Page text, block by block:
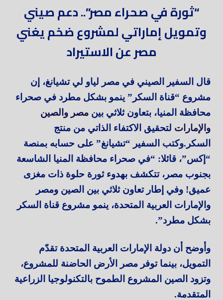
“ثورة في صحراء مصر”.. دعم صيني
وتمويل إماراتي لمشروع ضخم يغني
مصر عن الاستيراد
قال السفير الصيني في مصر لياو لي تشيانغ، إن
مشروع “قناة السكر” ينمو بشكل مطرد في صحراء
محافظة المنيا، بتعاون ثلاثي بين مصر والصين
والإمارات لتحقيق الاكتفاء الذاتي من منتج
السكر.وكتب السفير “تشيانغ” على حسابه بمنصة
“إكس”، قائلا: “في صحراء محافظة المنيا الشاسعة
بجنوب مصر، تتكشف بهدوء ثورة حلوة ذات مغزى
عميق! وفي إطار تعاون ثلاثي بين الصين ومصر
والإمارات العربية المتحدة، ينمو مشروع قناة السكر
بشكل مطرد”.
وأوضح أن دولة الإمارات العربية المتحدة تقدّم
التمويل، بينما توفر مصر الأرض الحاضنة للمشروع،
وتزود الصين المشروع الطموح بالتكنولوجيا الزراعية
المتقدمة.